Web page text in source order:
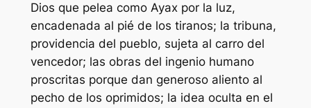
Dios que pelea como Ayax por la luz,
encadenada al pié de los tiranos; la tribuna,
providencia del pueblo, sujeta al carro del
vencedor; las obras del ingenio humano
proscritas porque dan generoso aliento al
pecho de los oprimidos; la idea oculta en el